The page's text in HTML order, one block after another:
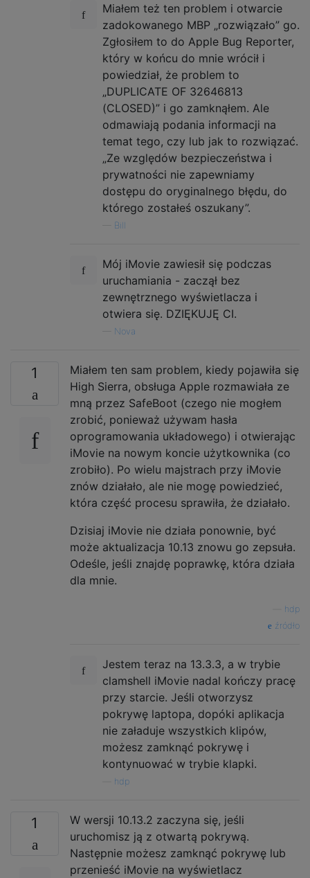
Miałem też ten problem i otwarcie
zadokowanego MBP „rozwiązało” go.
Zgłosiłem to do Apple Bug Reporter,
który w końcu do mnie wrócił i
powiedział, że problem to
„DUPLICATE OF 32646813
(CLOSED)” i go zamknąłem. Ale
odmawiają podania informacji na
temat tego, czy lub jak to rozwiązać.
„Ze względów bezpieczeństwa i
prywatności nie zapewniamy
dostępu do oryginalnego błędu, do
którego zostałeś oszukany”.
Bill
Mój iMovie zawiesił się podczas
uruchamiania - zaczął bez
zewnętrznego wyświetlacza i
otwiera się. DZIĘKUJĘ CI.
Nova
1
Miałem ten sam problem, kiedy pojawiła się
High Sierra, obsługa Apple rozmawiała ze
mną przez SafeBoot (czego nie mogłem
zrobić, ponieważ używam hasła
oprogramowania układowego) i otwierając
iMovie na nowym koncie użytkownika (co
zrobiło). Po wielu majstrach przy iMovie
znów działało, ale nie mogę powiedzieć,
która część procesu sprawiła, że ​​działało.
Dzisiaj iMovie nie działa ponownie, być
może aktualizacja 10.13 znowu go zepsuła.
Odeśle, jeśli znajdę poprawkę, która działa
dla mnie.
hdp
źródło
Jestem teraz na 13.3.3, a w trybie
clamshell iMovie nadal kończy pracę
przy starcie. Jeśli otworzysz
pokrywę laptopa, dopóki aplikacja
nie załaduje wszystkich klipów,
możesz zamknąć pokrywę i
kontynuować w trybie klapki.
hdp
1
W wersji 10.13.2 zaczyna się, jeśli
uruchomisz ją z otwartą pokrywą.
Następnie możesz zamknąć pokrywę lub
przenieść iMovie na wyświetlacz